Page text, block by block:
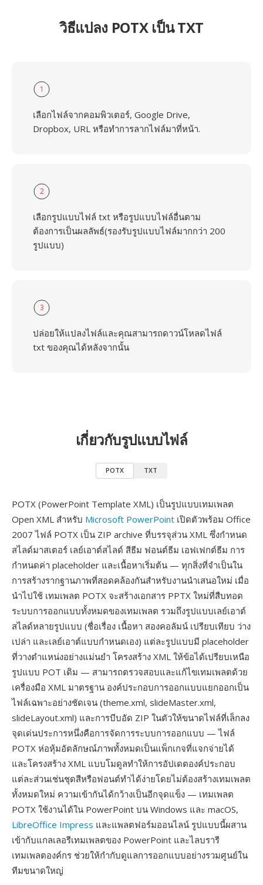
วิธีแปลง POTX เป็น TXT
1
เลือกไฟล์จากคอมพิวเตอร์, Google Drive,
Dropbox, URL หรือทำการลากไฟล์มาที่หน้า.
2
เลือกรูปแบบไฟล์ txt หรือรูปแบบไฟล์อื่นตาม
ต้องการเป็นผลลัพธ์(รองรับรูปแบบไฟล์มากกว่า 200
รูปแบบ)
3
ปล่อยให้แปลงไฟล์และคุณสามารถดาวน์โหลดไฟล์
txt ของคุณได้หลังจากนั้น
เกี่ยวกับรูปแบบไฟล์
POTX TXT
POTX (PowerPoint Template XML) เป็นรูปแบบเทมเพลต
Open XML สำหรับ Microsoft PowerPoint เปิดตัวพร้อม Office
2007 ไฟล์ POTX เป็น ZIP archive ที่บรรจุส่วน XML ซึ่งกำหนด
สไลด์มาสเตอร์ เลย์เอาต์สไลด์ สีธีม ฟอนต์ธีม เอฟเฟกต์ธีม การ
กำหนดค่า placeholder และเนื้อหาเริ่มต้น — ทุกสิ่งที่จำเป็นใน
การสร้างรากฐานภาพที่สอดคล้องกันสำหรับงานนำเสนอใหม่ เมื่อ
นำไปใช้ เทมเพลต POTX จะสร้างเอกสาร PPTX ใหม่ที่สืบทอด
ระบบการออกแบบทั้งหมดของเทมเพลต รวมถึงรูปแบบเลย์เอาต์
สไลด์หลายรูปแบบ (ชื่อเรื่อง เนื้อหา สองคอลัมน์ เปรียบเทียบ ว่าง
เปล่า และเลย์เอาต์แบบกำหนดเอง) แต่ละรูปแบบมี placeholder
ที่วางตำแหน่งอย่างแม่นยำ โครงสร้าง XML ให้ข้อได้เปรียบเหนือ
รูปแบบ POT เดิม — สามารถตรวจสอบและแก้ไขเทมเพลตด้วย
เครื่องมือ XML มาตรฐาน องค์ประกอบการออกแบบแยกออกเป็น
ไฟล์เฉพาะอย่างชัดเจน (theme.xml, slideMaster.xml,
slideLayout.xml) และการบีบอัด ZIP ในตัวให้ขนาดไฟล์ที่เล็กลง
จุดเด่นประการหนึ่งคือการจัดการระบบการออกแบบ — ไฟล์
POTX ห่อหุ้มอัตลักษณ์ภาพทั้งหมดเป็นแพ็กเกจที่แจกจ่ายได้
และโครงสร้าง XML แบบโมดูลทำให้การอัปเดตองค์ประกอบ
แต่ละส่วนเช่นชุดสีหรือฟอนต์ทำได้ง่ายโดยไม่ต้องสร้างเทมเพลต
ทั้งหมดใหม่ ความเข้ากันได้กว้างเป็นอีกจุดแข็ง — เทมเพลต
POTX ใช้งานได้ใน PowerPoint บน Windows และ macOS,
LibreOffice Impress และแพลตฟอร์มออนไลน์ รูปแบบนี้ผสาน
เข้ากับแกลเลอรีเทมเพลตของ PowerPoint และไลบรารี
เทมเพลตองค์กร ช่วยให้กำกับดูแลการออกแบบอย่างรวมศูนย์ใน
ทีมขนาดใหญ่